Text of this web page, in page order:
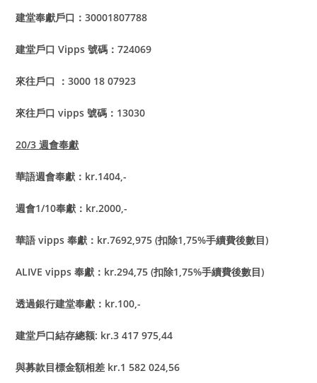
建堂奉獻戶口：30001807788
建堂戶口 Vipps 號碼：724069
來往戶口 ：3000 18 07923
來往戶口 vipps 號碼：13030
20/3週會奉獻
華語週會奉獻：kr.1404,-
週會1/10奉獻：kr.2000,-
華語 vipps 奉獻：kr.7692,975 (扣除1,75%手續費後數目)
ALIVE vipps奉獻：kr.294,75 (扣除1,75%手續費後數目)
透過銀行建堂奉獻：kr.100,-
建堂戶口結存總额: kr.3 417 975,44
與募款目標金額相差 kr.1 582 024,56